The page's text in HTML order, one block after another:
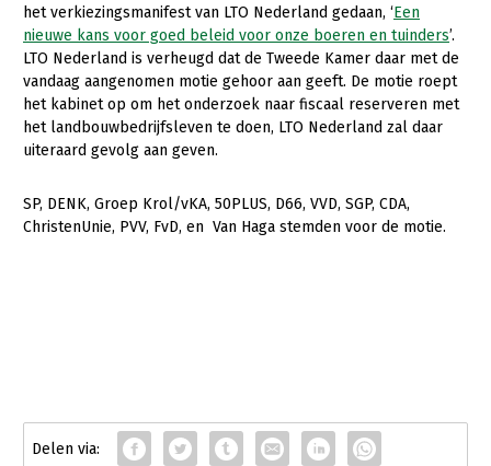
Kalverhouderij
Konijnenhouderij
Melkveehouderij
Paardenhouderij
Schapenhouderij
Biologische Landbouw
Bollenteelt
Bomen, vaste planten en zomerbloemen
Fruitteelt
Paddenstoelen
Multifunctioneel
Vrouw en Bedrijf
Onderwerpen
Nieuws
Nieuwsabonnement
Over LTO
Contact
het verkiezingsmanifest van LTO Nederland gedaan, ‘Een
nieuwe kans voor goed beleid voor onze boeren en tuinders’.
LTO Nederland is verheugd dat de Tweede Kamer daar met de
vandaag aangenomen motie gehoor aan geeft. De motie roept
het kabinet op om het onderzoek naar fiscaal reserveren met
het landbouwbedrijfsleven te doen, LTO Nederland zal daar
uiteraard gevolg aan geven.
SP, DENK, Groep Krol/vKA, 50PLUS, D66, VVD, SGP, CDA,
ChristenUnie, PVV, FvD, en Van Haga stemden voor de motie.